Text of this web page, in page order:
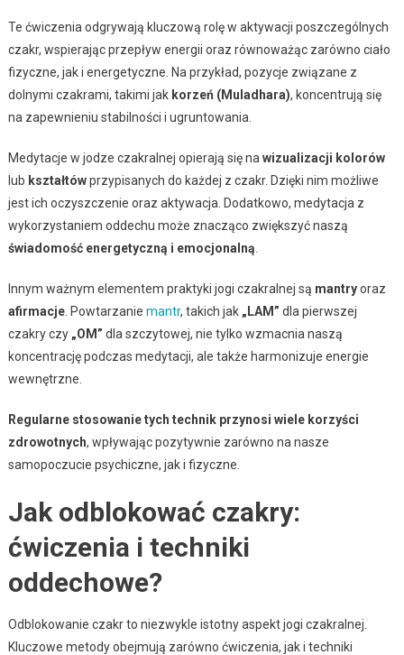
Te ćwiczenia odgrywają kluczową rolę w aktywacji poszczególnych
czakr, wspierając przepływ energii oraz równoważąc zarówno ciało
fizyczne, jak i energetyczne. Na przykład, pozycje związane z
dolnymi czakrami, takimi jak korzeń (Muladhara), koncentrują się
na zapewnieniu stabilności i ugruntowania.
Medytacje w jodze czakralnej opierają się na wizualizacji kolorów
lub kształtówprzypisanych do każdej z czakr. Dzięki nim możliwe
jest ich oczyszczenie oraz aktywacja. Dodatkowo, medytacja z
wykorzystaniem oddechu może znacząco zwiększyć naszą
świadomość energetyczną i emocjonalną
Innym ważnym elementem praktyki jogi czakralnej są mantryoraz
afirmacje. Powtarzanie mantr, takich jak „LAM” dla pierwszej
czakry czy „OM” dla szczytowej, nie tylko wzmacnia naszą
koncentrację podczas medytacji, ale także harmonizuje energie
wewnętrzne.
Regularne stosowanie tych technik przynosi wiele korzyści
zdrowotnych, wpływając pozytywnie zarówno na nasze
samopoczucie psychiczne, jak i fizyczne.
Jak odblokować czakry:
ćwiczenia i techniki
oddechowe?
Odblokowanie czakr to niezwykle istotny aspekt jogi czakralnej.
Kluczowe metody obejmują zarówno ćwiczenia, jak i techniki